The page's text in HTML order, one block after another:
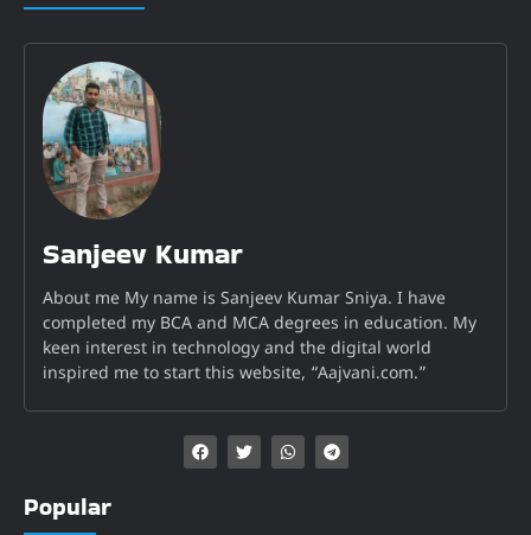
Sanjeev Kumar
About me My name is Sanjeev Kumar Sniya. I have
completed my BCA and MCA degrees in education. My
keen interest in technology and the digital world
inspired me to start this website, “Aajvani.com.”
Popular